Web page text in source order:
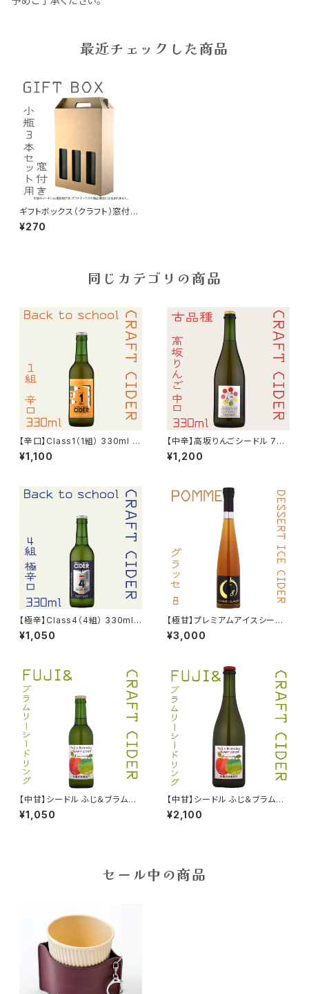
最近チェックした商品
ギフトボックス（クラフト）窓付き
330ml 小瓶 3本セット用
¥270
同じカテゴリの商品
【辛口】Class1（1組） 330ml シ
ードル（Early autumn）2024
¥1,100
【中辛】高坂りんごシードル 750
ml（酔える天然記念物）2025
¥1,200
【極辛】Class4（4組） 330ml
シードル（Late maturing）202
4
¥1,050
【極甘】プレミアムアイスシード
ル ポム・グラッセ8 375ml Alc.
8% 2024
¥3,000
【中甘】シードル ふじ＆ブラムリ
¥1,050
【中甘】シードル ふじ＆ブラムリ
ー 750ml 2025
¥2,100
セール中の商品